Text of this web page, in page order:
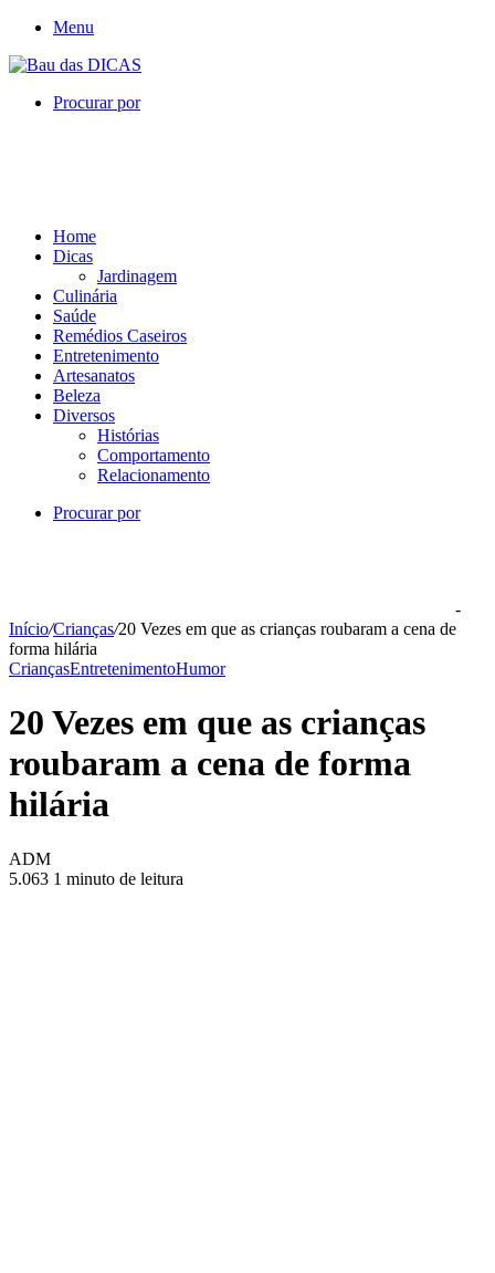
Menu
Procurar por
Home
Dicas
Jardinagem
Culinária
Saúde
Remédios Caseiros
Entretenimento
Artesanatos
Beleza
Diversos
Histórias
Comportamento
Relacionamento
Procurar por
-
Início/Crianças/20 Vezes em que as crianças roubaram a cena de
forma hilária
CriançasEntretenimentoHumor
20 Vezes em que as crianças
roubaram a cena de forma
hilária
ADM
5.063 1 minuto de leitura